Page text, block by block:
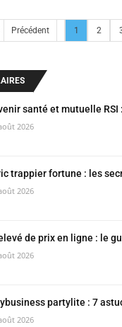
Précédent 1 2
santé et mutuelle
2026
trappier fortune : les
2026
de prix en ligne : le
2026
partylite : 7
2026